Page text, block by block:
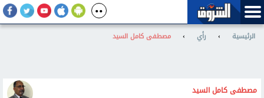
الرئيسية › رأي › مصطفى كامل السيد
مصطفى كامل السيد